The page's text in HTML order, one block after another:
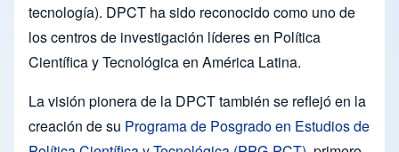
tecnología). DPCT ha sido reconocido como uno de
los centros de investigación líderes en Política
Científica y Tecnológica en América Latina.
La visión pionera de la DPCT también se reflejó en la
creación de su Programa de Posgrado en Estudios de